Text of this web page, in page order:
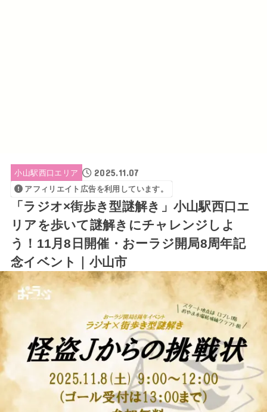
小山駅西口エリア 2025.11.07
アフィリエイト広告を利用しています。
「ラジオ×街歩き型謎解き」小山駅西口エ
リアを歩いて謎解きにチャレンジしよ
う！11月8日開催・おーラジ開局8周年記
念イベント｜小山市